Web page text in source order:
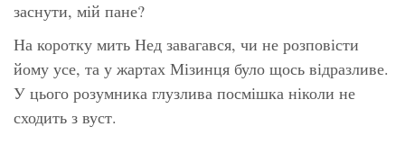
заснути, мій пане?
На коротку мить Нед завагався, чи не розповісти
йому усе, та у жартах Мізинця було щось відразливе.
У цього розумника глузлива посмішка ніколи не
сходить з вуст.